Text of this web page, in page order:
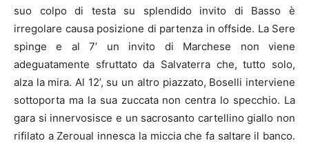
suo colpo di testa su splendido invito di Basso è
irregolare causa posizione di partenza in offside. La Sere
spinge e al 7’ un invito di Marchese non viene
adeguatamente sfruttato da Salvaterra che, tutto solo,
alza la mira. Al 12’, su un altro piazzato, Boselli interviene
sottoporta ma la sua zuccata non centra lo specchio. La
gara si innervosisce e un sacrosanto cartellino giallo non
rifilato a Zeroual innesca la miccia che fa saltare il banco.